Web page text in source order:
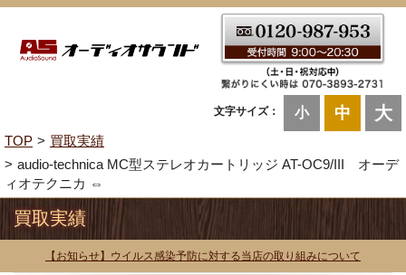
文字サイズ： 小 中 大
TOP
買取実績
audio-technica MC型ステレオカートリッジ AT-OC9/III オーデ
ィオテクニカ ⇔
買取実績
【お知らせ】ウイルス感染予防に対する当店の取り組みについて